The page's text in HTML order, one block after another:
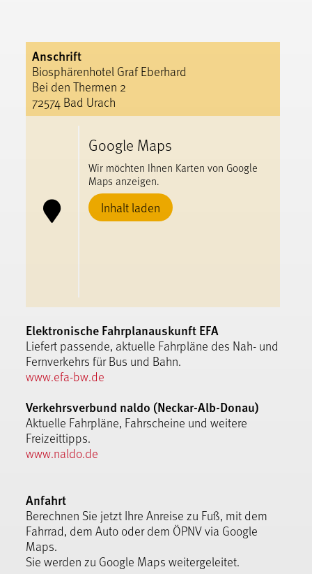
Anschrift
Biosphärenhotel Graf Eberhard
Bei den Thermen 2
72574 Bad Urach
Google Maps
Wir möchten Ihnen Karten von Google
Maps anzeigen.
Inhalt laden
Elektronische Fahrplanauskunft EFA
Liefert passende, aktuelle Fahrpläne des Nah- und
Fernverkehrs für Bus und Bahn.
www.efa-bw.de
Verkehrsverbund naldo (Neckar-Alb-Donau)
Aktuelle Fahrpläne, Fahrscheine und weitere
Freizeittipps.
www.naldo.de
Anfahrt
Berechnen Sie jetzt Ihre Anreise zu Fuß, mit dem
Fahrrad, dem Auto oder dem ÖPNV via Google
Maps.
Sie werden zu Google Maps weitergeleitet.